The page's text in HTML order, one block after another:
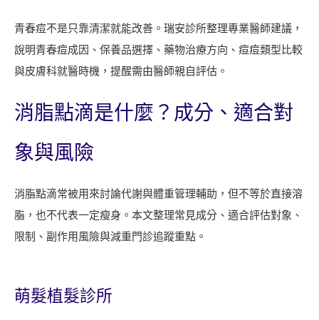
青春痘不是只靠清潔就能改善。瑞安診所整理專業醫師建議，
說明青春痘成因、保養品選擇、藥物治療方向、痘痘類型比較
與皮膚科就醫時機，提醒需由醫師親自評估。
消脂點滴是什麼？成分、適合對
象與風險
消脂點滴常被用來討論代謝與體重管理輔助，但不等於直接溶
脂，也不代表一定瘦身。本文整理常見成分、適合評估對象、
限制、副作用風險與減重門診追蹤重點。
萌髮植髮診所